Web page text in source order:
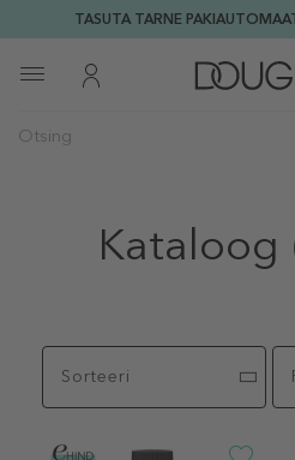
TASUTA TARNE
Kataloog
Sorteeri